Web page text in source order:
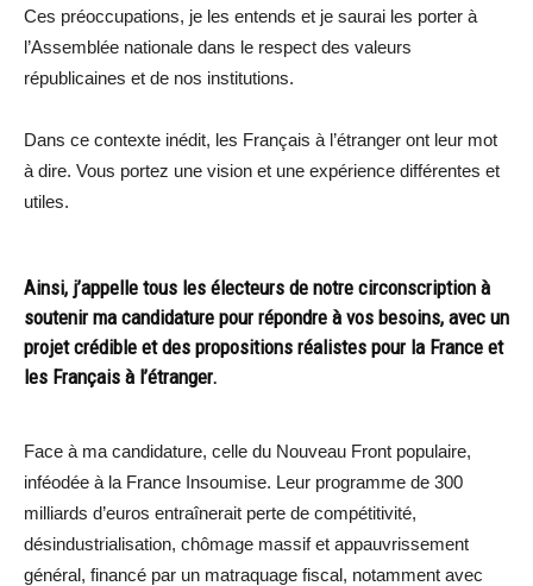
Ces préoccupations, je les entends et je saurai les porter à
l’Assemblée nationale dans le respect des valeurs
républicaines et de nos institutions.
Dans ce contexte inédit, les Français à l’étranger ont leur mot
à dire. Vous portez une vision et une expérience différentes et
utiles.
Ainsi, j’appelle tous les électeurs de notre circonscription à
soutenir ma candidature pour répondre à vos besoins, avec un
projet crédible et des propositions réalistes pour la France et
les Français à l’étranger.
Face à ma candidature, celle du Nouveau Front populaire,
inféodée à la France Insoumise. Leur programme de 300
milliards d’euros entraînerait perte de compétitivité,
désindustrialisation, chômage massif et appauvrissement
général, financé par un matraquage fiscal, notamment avec